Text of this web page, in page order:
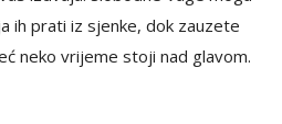
ih prati iz sjenke, dok zauzete
neko vrijeme stoji nad glavom.